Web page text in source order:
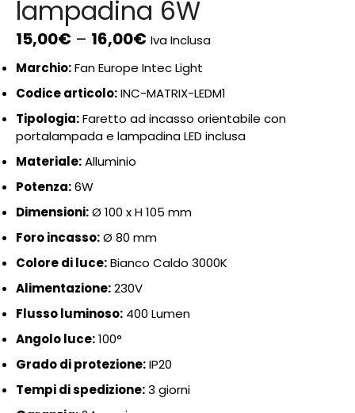
lampadina 6W
15,00€ – 16,00€ Iva Inclusa
Marchio:Fan Europe Intec Light
Codice articolo:INC-MATRIX-LEDM1
Tipologia:Faretto ad incasso orientabile con
portalampada e lampadina LED inclusa
Materiale:Alluminio
Potenza:6W
Dimensioni:Ø 100 x H 105 mm
Foro incasso:Ø 80 mm
Colore di luce:Bianco Caldo 3000K
Alimentazione:230V
Flusso luminoso: 400 Lumen
Angolo luce:100°
Grado di protezione:IP20
Tempi di spedizione:3 giorni